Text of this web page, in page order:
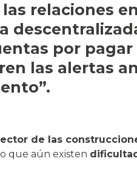
relaciones
por
las alertas
de las
que aún existen